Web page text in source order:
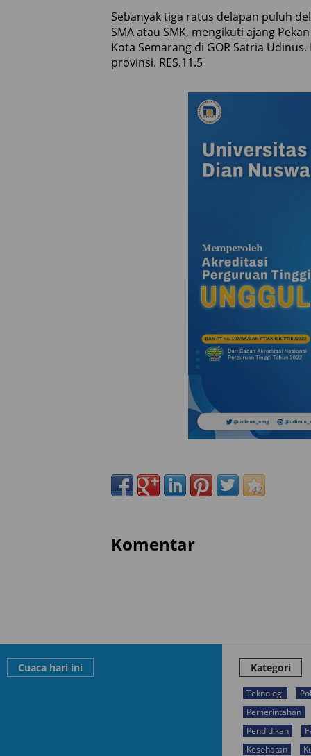
Sebanyak tiga ratus delapan puluh
SMA atau SMK, mengikuti ajang
Kota Semarang di GOR Satria
provinsi. RES.11.5
Komentar
Cuaca hari ini Kategori
Teknologi
Pemerintahan
Pendidikan
Kesehatan